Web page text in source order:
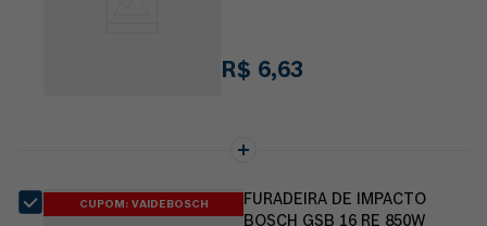
R$ 6,63
CUPOM: VAIDEBOSCH
FURADEIRA DE IMPACTO
BOSCH GSB 16 RE 850W